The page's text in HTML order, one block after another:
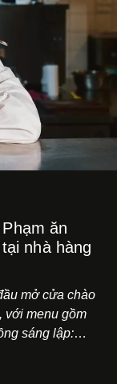
ăn
nhà hàng
mở cửa chào
với menu gồm
sáng lập:
được yêu thích